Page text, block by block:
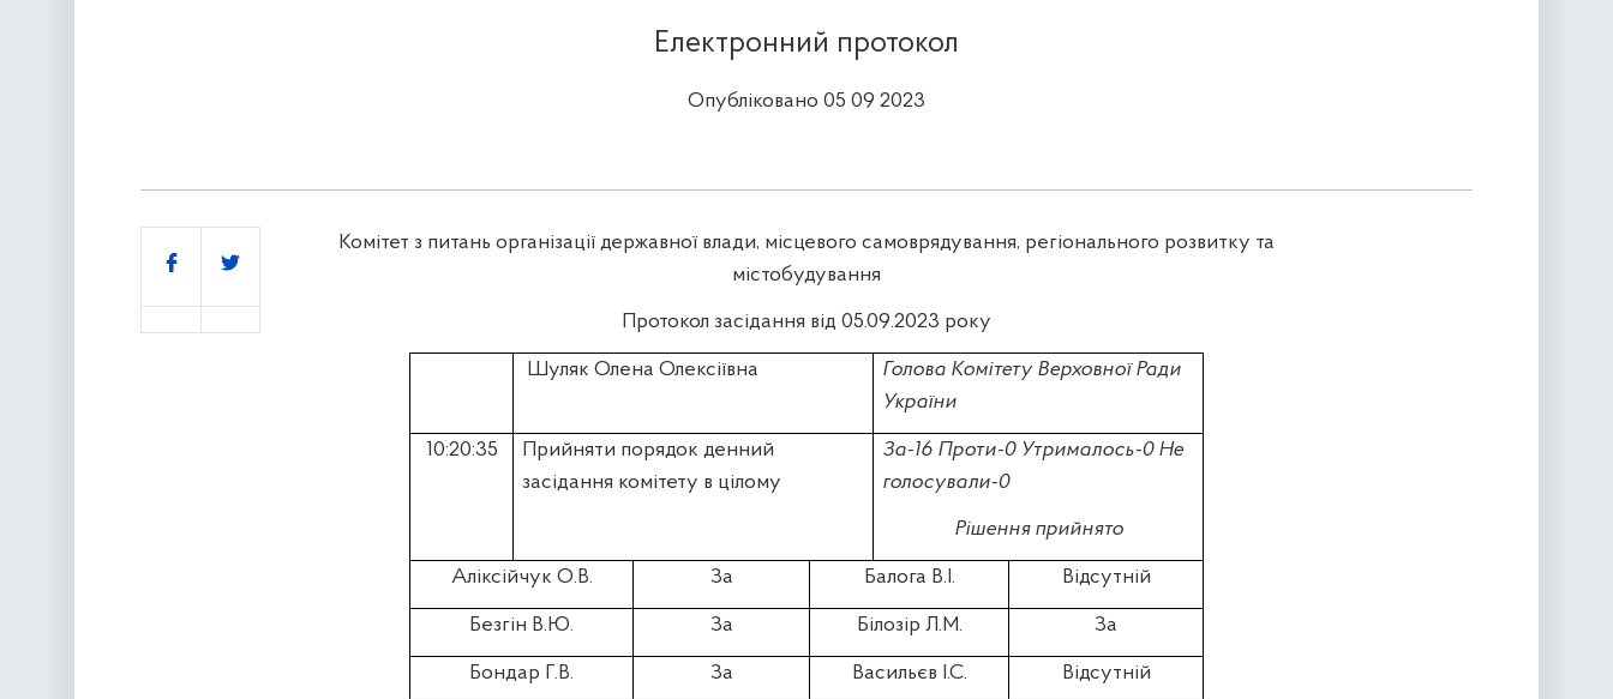
Електронний протокол
Опубліковано 05 09 2023
Комітет з питань організації державної влади, місцевого самоврядування, регіонального розвитку та
містобудування
Протокол засідання від 05.09.2023 року
Шуляк Олена Олексіївна
Голова Комітету Верховної Ради
України
10:20:35
Прийняти порядок денний
засідання комітету в цілому
За-16 Проти-0 Утрималось-0 Не
голосували-0
Рішення прийнято
Аліксійчук О.В. За Балога В.І. Відсутній
Безгін В.Ю. За Білозір Л.М. За
Бондар Г.В. За Васильєв І.С. Відсутній
Поділитись